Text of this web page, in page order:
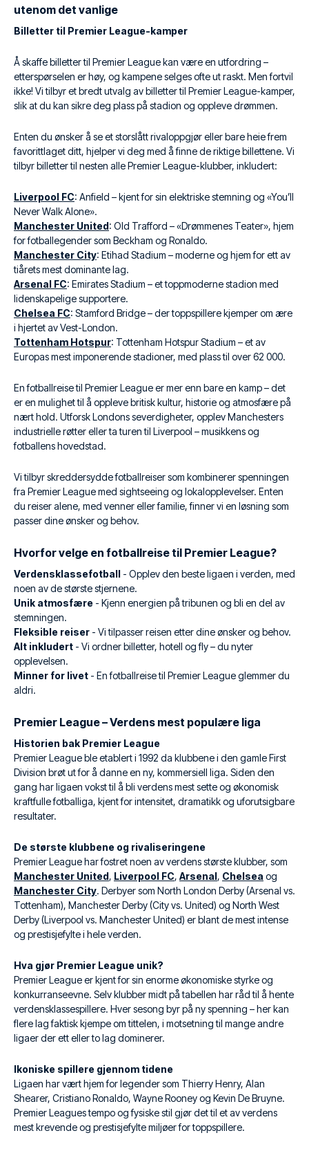
utenom det vanlige
Billetter til Premier League-kamper
Å skaffe billetter til Premier League kan være en utfordring –
etterspørselen er høy, og kampene selges ofte ut raskt. Men fortvil
ikke! Vi tilbyr et bredt utvalg av billetter til Premier League-kamper,
slik at du kan sikre deg plass på stadion og oppleve drømmen.
Enten du ønsker å se et storslått rivaloppgjør eller bare heie frem
favorittlaget ditt, hjelper vi deg med å finne de riktige billettene. Vi
tilbyr billetter til nesten alle Premier League-klubber, inkludert:
Liverpool FC: Anfield – kjent for sin elektriske stemning og «You’ll
Never Walk Alone».
Manchester United: Old Trafford – «Drømmenes Teater», hjem
for fotballegender som Beckham og Ronaldo.
Manchester City: Etihad Stadium – moderne og hjem for ett av
tiårets mest dominante lag.
Arsenal FC: Emirates Stadium – et toppmoderne stadion med
lidenskapelige supportere.
Chelsea FC: Stamford Bridge – der toppspillere kjemper om ære
i hjertet av Vest-London.
Tottenham Hotspur: Tottenham Hotspur Stadium – et av
Europas mest imponerende stadioner, med plass til over 62 000.
En fotballreise til Premier League er mer enn bare en kamp – det
er en mulighet til å oppleve britisk kultur, historie og atmosfære på
nært hold. Utforsk Londons severdigheter, opplev Manchesters
industrielle røtter eller ta turen til Liverpool – musikkens og
fotballens hovedstad.
Vi tilbyr skreddersydde fotballreiser som kombinerer spenningen
fra Premier League med sightseeing og lokalopplevelser. Enten
du reiser alene, med venner eller familie, finner vi en løsning som
passer dine ønsker og behov.
Hvorfor velge en fotballreise til Premier League?
Verdensklassefotball - Opplev den beste ligaen i verden, med
noen av de største stjernene.
Unik atmosfære - Kjenn energien på tribunen og bli en del av
stemningen.
Fleksible reiser - Vi tilpasser reisen etter dine ønsker og behov.
Alt inkludert - Vi ordner billetter, hotell og fly – du nyter
opplevelsen.
Minner for livet - En fotballreise til Premier League glemmer du
aldri.
Premier League – Verdens mest populære liga
Historien bak Premier League
Premier League ble etablert i 1992 da klubbene i den gamle First
Division brøt ut for å danne en ny, kommersiell liga. Siden den
gang har ligaen vokst til å bli verdens mest sette og økonomisk
kraftfulle fotballiga, kjent for intensitet, dramatikk og uforutsigbare
resultater.
De største klubbene og rivaliseringene
Premier League har fostret noen av verdens største klubber, som
Manchester United, Liverpool FC, Arsenal, Chelsea og
Manchester City. Derbyer som North London Derby (Arsenal vs.
Tottenham), Manchester Derby (City vs. United) og North West
Derby (Liverpool vs. Manchester United) er blant de mest intense
og prestisjefylte i hele verden.
Hva gjør Premier League unik?
Premier League er kjent for sin enorme økonomiske styrke og
konkurranseevne. Selv klubber midt på tabellen har råd til å hente
verdensklassespillere. Hver sesong byr på ny spenning – her kan
flere lag faktisk kjempe om tittelen, i motsetning til mange andre
ligaer der ett eller to lag dominerer.
Ikoniske spillere gjennom tidene
Ligaen har vært hjem for legender som Thierry Henry, Alan
Shearer, Cristiano Ronaldo, Wayne Rooney og Kevin De Bruyne.
Premier Leagues tempo og fysiske stil gjør det til et av verdens
mest krevende og prestisjefylte miljøer for toppspillere.